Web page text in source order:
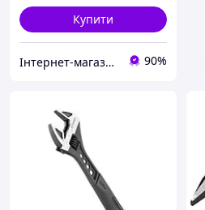
Купити
Інтернет-магазин "inGarden" 90%